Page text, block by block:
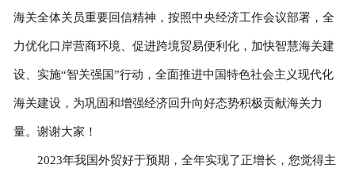
海关全体关员重要回信精神，按照中央经济工作会议部署，全
力优化口岸营商环境、促进跨境贸易便利化，加快智慧海关建
设、实施“智关强国”行动，全面推进中国特色社会主义现代化
海关建设，为巩固和增强经济回升向好态势积极贡献海关力
量。谢谢大家！
2023年我国外贸好于预期，全年实现了正增长，您觉得主